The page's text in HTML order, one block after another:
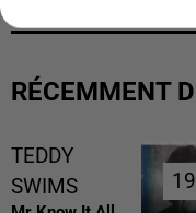
RÉCEMMENT
TEDDY
SWIMS